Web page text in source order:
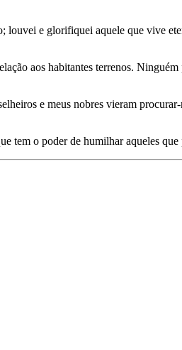
e glorifiquei aquele que vive
aos habitantes terrenos.
e meus nobres vieram
tem o poder de humilhar aqueles